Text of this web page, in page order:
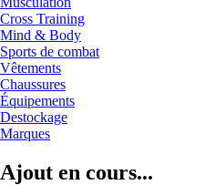
Cross Training
Mind & Body
Sports de combat
Vêtements
Chaussures
Équipements
Destockage
Marques
Ajout en cours...